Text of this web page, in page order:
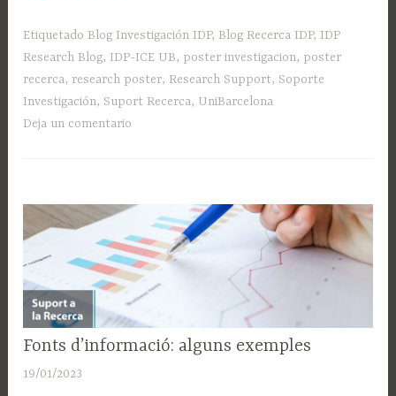
recerca:
recomanacions
per
a
la
Etiquetado Blog Investigación IDP, Blog Recerca IDP, IDP
Research Blog, IDP-ICE UB, poster investigacion, poster
recerca, research poster, Research Support, Soporte
Investigación, Suport Recerca, UniBarcelona
Deja un comentario
SUPORT
RECERCA
Fonts d’informació: alguns exemples
19/01/2023